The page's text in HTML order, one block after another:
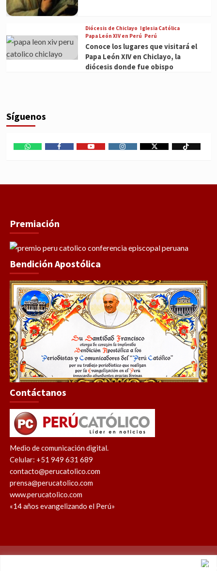
Diócesis de Chiclayo Iglesia Católica
Papa León XIV en Perú Perú
Conoce los lugares que visitará el
Papa León XIV en Chiclayo, la
diócesis donde fue obispo
Síguenos
Premiación
Bendición Apostólica
Contáctanos
Medio de comunicación digital.
Celular: +51 949 631 689
contacto@perucatolico.com
prensa@perucatolico.com
www.perucatolico.com
«14 años evangelizando el Perú»
Política de cookies Política de privacidad